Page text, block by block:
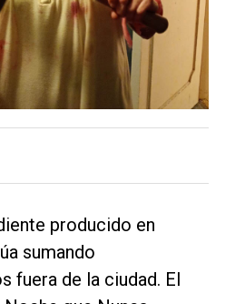
producido en
sumando
fuera de la ciudad. El